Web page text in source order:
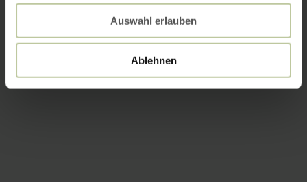
Auswahl erlauben
Ablehnen